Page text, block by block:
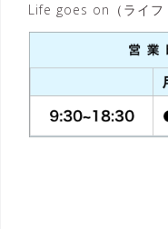
Life goes on（ライフ